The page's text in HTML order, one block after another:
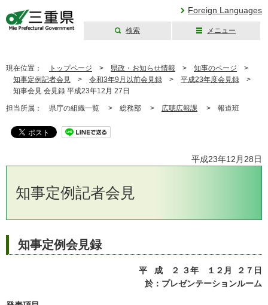
Foreign Languages
検索 メニュー
現在位置： トップページ > 県政・お知らせ情報 > 知事のページ >
知事定例記者会見 > 令和3年9月以前会見録 > 平成23年度会見録 >
知事会見 会見録 平成23年12月 27日
担当所属： 県庁の組織一覧 > 総務部 > 広聴広報課 > 報道班
平成23年12月28日
知事定例記者会見
知事定例会見録
平 成 ２ ３年 １２月 ２７日
於：プレゼンテーションルーム